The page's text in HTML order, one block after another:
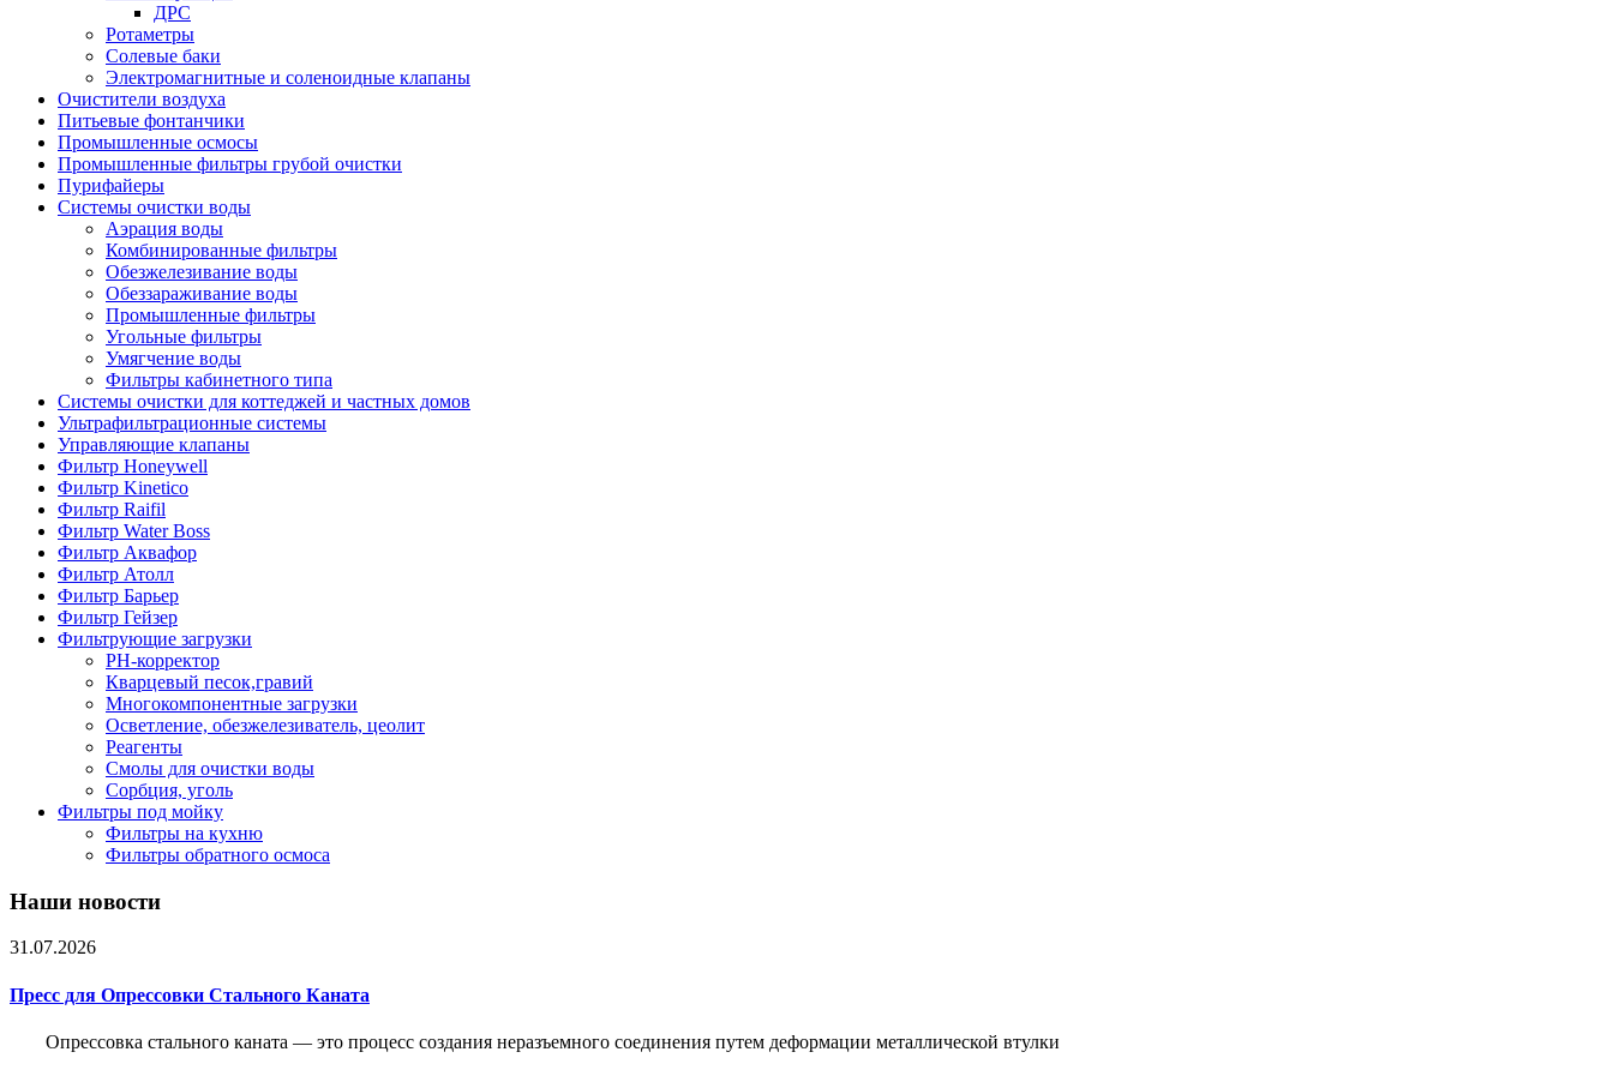
ДРС
Ротаметры
Солевые баки
Электромагнитные и соленоидные клапаны
Очистители воздуха
Питьевые фонтанчики
Промышленные осмосы
Промышленные фильтры грубой очистки
Пурифайеры
Системы очистки воды
Аэрация воды
Комбинированные фильтры
Обезжелезивание воды
Обеззараживание воды
Промышленные фильтры
Угольные фильтры
Умягчение воды
Фильтры кабинетного типа
Системы очистки для коттеджей и частных домов
Ультрафильтрационные системы
Управляющие клапаны
Фильтр Honeywell
Фильтр Kinetico
Фильтр Raifil
Фильтр Water Boss
Фильтр Аквафор
Фильтр Атолл
Фильтр Барьер
Фильтр Гейзер
Фильтрующие загрузки
PH-корректор
Кварцевый песок,гравий
Многокомпонентные загрузки
Осветление, обезжелезиватель, цеолит
Реагенты
Смолы для очистки воды
Сорбция, уголь
Фильтры под мойку
Фильтры на кухню
Фильтры обратного осмоса
Наши новости
31.07.2026
Пресс для Опрессовки Стального Каната
Опрессовка стального каната — это процесс создания неразъемного соединения путем деформации металлической втулки